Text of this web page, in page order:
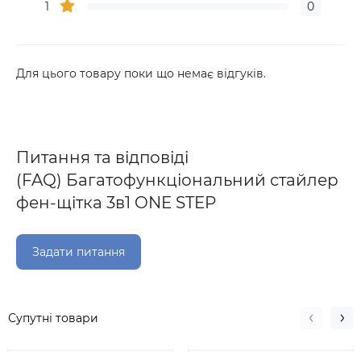
1
0
Для цього товару поки що немає відгуків.
Питання та відповіді
(FAQ) Багатофункціональний стайлер
фен-щітка 3в1 ONE STEP
Задати питання
Супутні товари